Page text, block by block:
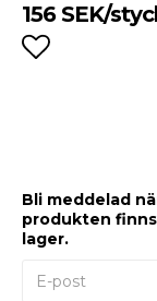
156 SEK/
Bli meddelad
produkten
lager.